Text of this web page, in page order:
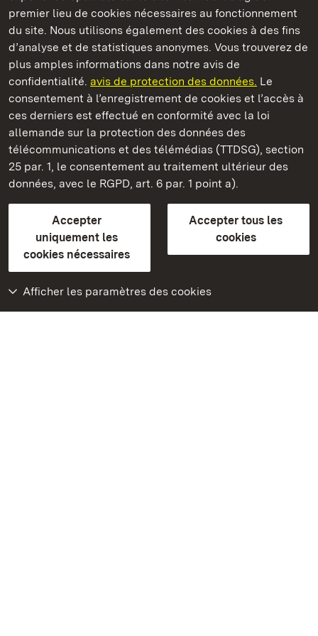
premier lieu de cookies nécessaires au fonctionnement
du site. Nous utilisons également des cookies à des fins
d’analyse et de statistiques anonymes. Vous trouverez de
plus amples informations dans notre avis de
confidentialité. avis de protection des données. Le
consentement à l’enregistrement de cookies et l’accès à
ces derniers est effectué en conformité avec la loi
allemande sur la protection des données des
télécommunications et des télémédias (TTDSG), section
25 par. 1, le consentement au traitement ultérieur des
données, avec le RGPD, art. 6 par. 1 point a).
Accepter
uniquement les
cookies nécessaires
Accepter tous les
cookies
Afficher les paramètres des cookies
Château-fort de Wäscherschloss
Châteaux et jardins publics du Bade-Wurtemberg
FAQ et réponsesMentions légalesProtection des données
Explications sur l’accessibilité
BITV-konform (geprüfte Seiten)
plus loin
Accueil
Monuments
Rendez-nous visite